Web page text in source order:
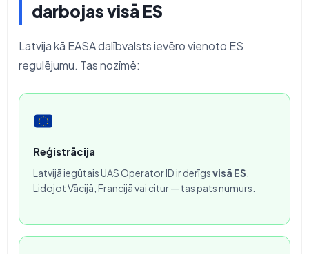
darbojas visā ES
Latvija kā EASA dalībvalsts ievēro vienoto ES
regulējumu. Tas nozīmē:
Reģistrācija
Latvijā iegūtais UAS Operator ID ir derīgsvisā ES
Lidojot Vācijā, Francijā vai citur — tas pats numurs.